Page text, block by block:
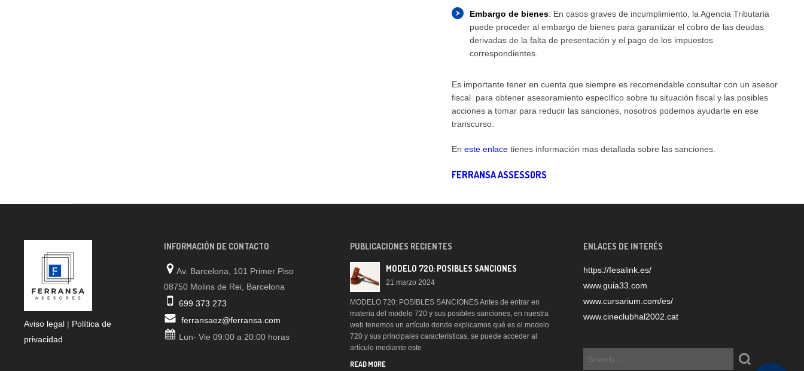
Embargo de bienes: En casos graves de incumplimiento, la Agencia Tributaria
puede proceder al embargo de bienes para garantizar el cobro de las deudas
derivadas de la falta de presentación y el pago de los impuestos
correspondientes.
Es importante tener en cuenta que siempre es recomendable consultar con un asesor
fiscal para obtener asesoramiento específico sobre tu situación fiscal y las posibles
acciones a tomar para reducir las sanciones, nosotros podemos ayudarte en ese
transcurso.
En este enlace tienes información mas detallada sobre las sanciones.
FERRANSA ASSESSORS
Aviso legal | Política de
privacidad
INFORMACIÓN DE CONTACTO
Av. Barcelona, 101 Primer Piso
08750 Molins de Rei, Barcelona
699 373 273
ferransaez@ferransa.com
Lun- Vie 09:00 a 20:00 horas
PUBLICACIONES RECIENTES
MODELO 720: POSIBLES SANCIONES
21 marzo 2024
MODELO 720: POSIBLES SANCIONES Antes de entrar en
materia del modelo 720 y sus posibles sanciones, en nuestra
web tenemos un artículo donde explicamos qué es el modelo
720 y sus principales características, se puede acceder al
artículo mediante este
READ MORE
ENLACES DE INTERÉS
https://fesalink.es/
www.guia33.com
www.cursarium.com/es/
www.cineclubhal2002.cat